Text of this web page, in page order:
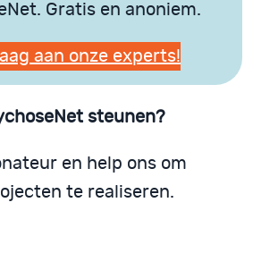
Gratis en anoniem.
aan onze experts!
steunen?
en help ons om
te realiseren.